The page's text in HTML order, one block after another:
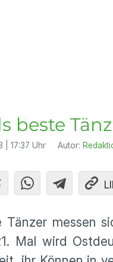
beste
| 17:37 Uhr Autor:
Tänzer messen
Mal wird